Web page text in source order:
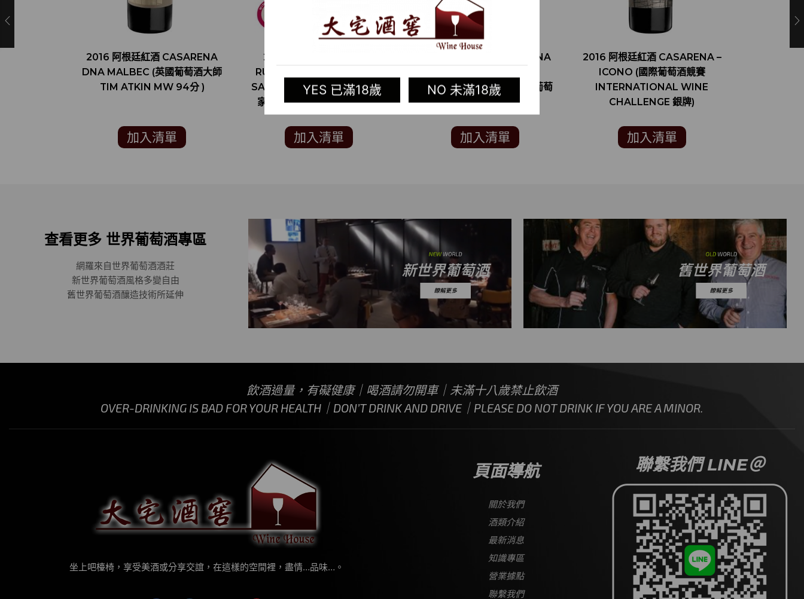
YES 已滿18歲 NO 未滿18歲
2016 阿根廷紅酒 CASARENA
DNA MALBEC (英國葡萄酒大師
TIM ATKIN MW 94分 )
加入清單
2015 美國紅酒 RESERVE
RUTHERFORD CABERNET
SAUVIGNON (知名葡萄酒評論
家 ROBERT PARKER 90分)
加入清單
2013 阿根廷紅酒 CASARENA
SAUVIGNON (阿根廷世界葡萄
酒大賞 WINES OF
ARGENTINA 銀牌)
加入清單
2016 阿根廷紅酒 CASARENA –
ICONO (國際葡萄酒競賽
INTERNATIONAL WINE
CHALLENGE 銀牌)
加入清單
查看更多 世界葡萄酒專區
網羅來自世界葡萄酒酒莊
新世界葡萄酒風格多變自由
舊世界葡萄酒釀造技術所延伸
飲酒過量，有礙健康｜喝酒請勿開車｜未滿十八歲禁止飲酒
OVER-DRINKING IS BAD FOR YOUR HEALTH｜DON’T DRINK AND DRIVE｜PLEASE DO NOT DRINK IF YOU ARE A MINOR.
坐上吧檯椅，享受美酒或分享交誼，在這樣的空間裡，盡情…品味…。
頁面導航
關於我們
酒類介紹
最新消息
知識專區
營業據點
聯繫我們
聯繫我們 LINE＠